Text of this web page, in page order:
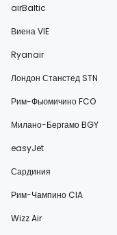
airBaltic
Виена VIE
Ryanair
Лондон Станстед STN
Рим-Фьюмичино FCO
Милано-Бергамо BGY
easyJet
Сардиния
Рим-Чампино CIA
Wizz Air